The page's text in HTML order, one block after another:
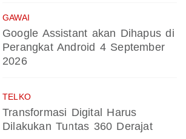
GAWAI
Google Assistant akan Dihapus di
Perangkat Android 4 September
2026
TELKO
Transformasi Digital Harus
Dilakukan Tuntas 360 Derajat